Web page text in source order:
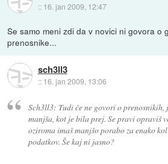
:: 16. jan 2009, 12:47
Se samo meni zdi da v novici ni govora o
prenosnike...
sch3ll3
:: 16. jan 2009, 13:06
Sch3ll3: Tudi če ne govori o prenosnikih,
manjša, kot je bila prej. Se pravi opraviš
oziroma imaš manjšo porabo za enako
podatkov. Še kaj ni jasno?